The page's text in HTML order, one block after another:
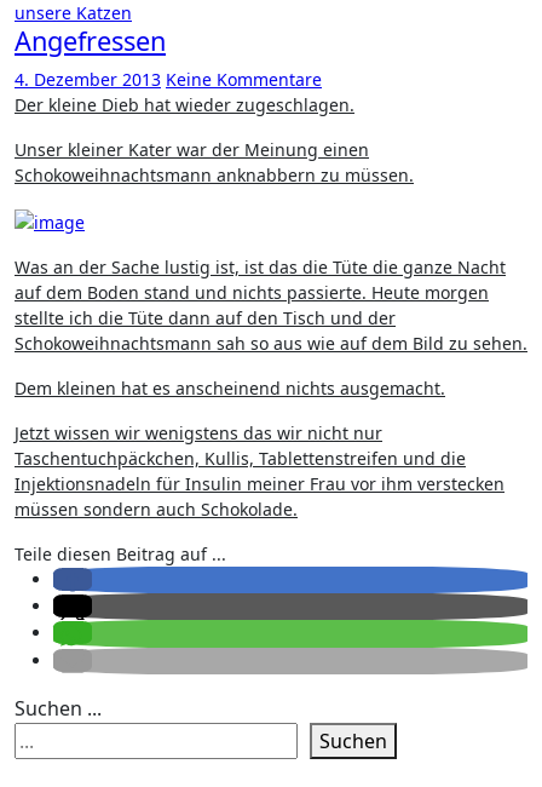
unsere Katzen
Angefressen
4. Dezember 2013 Keine Kommentare
Der kleine Dieb hat wieder zugeschlagen.
Unser kleiner Kater war der Meinung einen
Schokoweihnachtsmann anknabbern zu müssen.
Was an der Sache lustig ist, ist das die Tüte die ganze Nacht
auf dem Boden stand und nichts passierte. Heute morgen
stellte ich die Tüte dann auf den Tisch und der
Schokoweihnachtsmann sah so aus wie auf dem Bild zu sehen.
Dem kleinen hat es anscheinend nichts ausgemacht.
Jetzt wissen wir wenigstens das wir nicht nur
Taschentuchpäckchen, Kullis, Tablettenstreifen und die
Injektionsnadeln für Insulin meiner Frau vor ihm verstecken
müssen sondern auch Schokolade.
Teile diesen Beitrag auf ...
Suchen ...
Suchen